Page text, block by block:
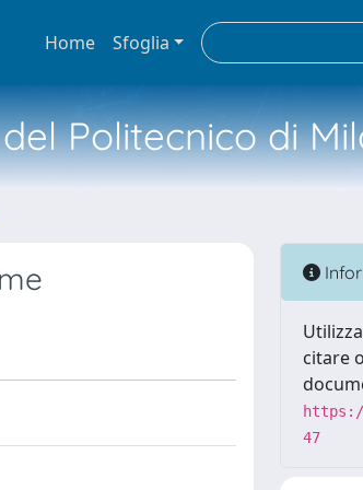
Home Sfoglia
Politecnico di
citare
47